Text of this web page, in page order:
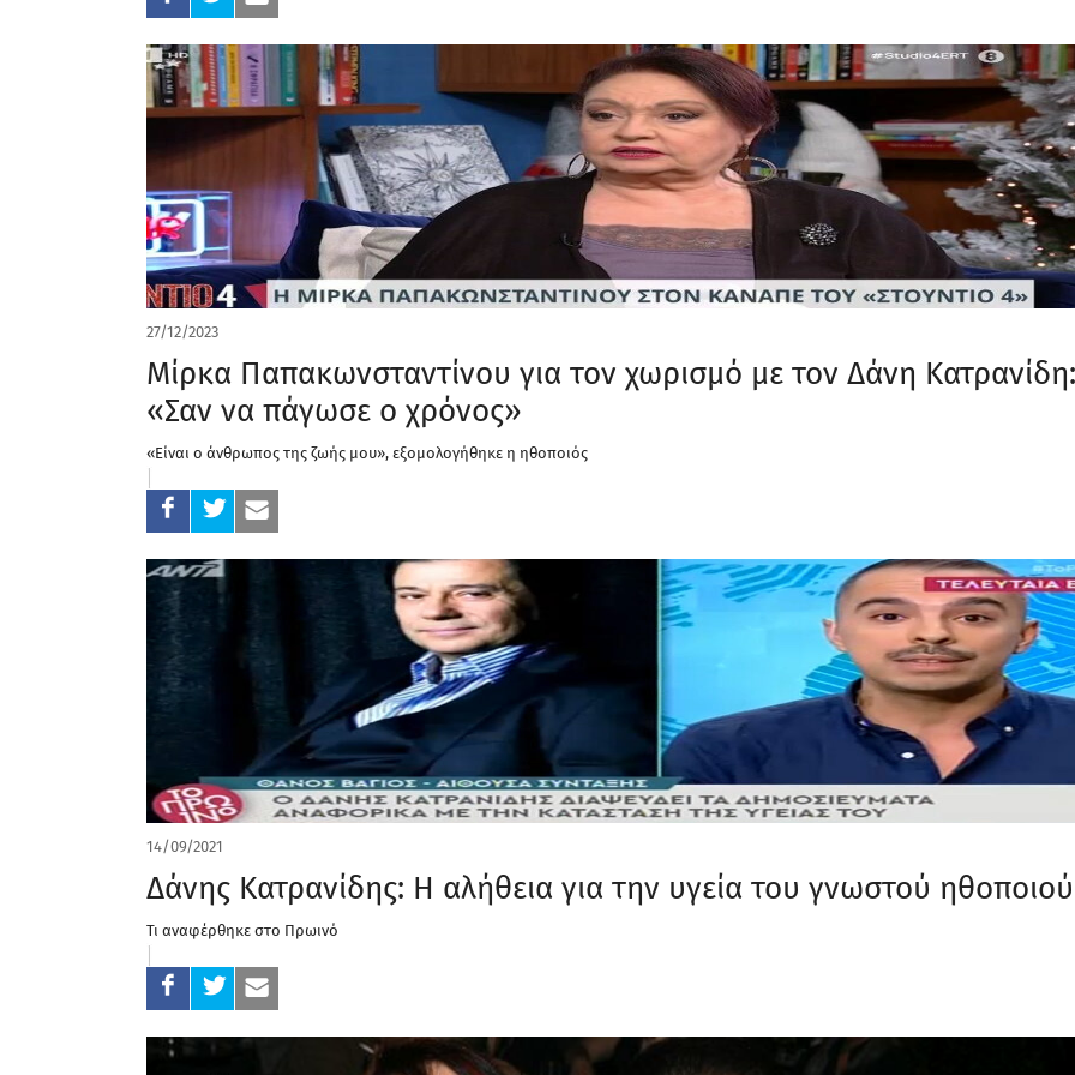
27/12/2023
Μίρκα Παπακωνσταντίνου για τον χωρισμό με τον Δάνη Κατρανίδη:
«Σαν να πάγωσε ο χρόνος»
«Είναι ο άνθρωπος της ζωής μου», εξομολογήθηκε η ηθοποιός
14/09/2021
Δάνης Κατρανίδης: Η αλήθεια για την υγεία του γνωστού ηθοποιού
Τι αναφέρθηκε στο Πρωινό